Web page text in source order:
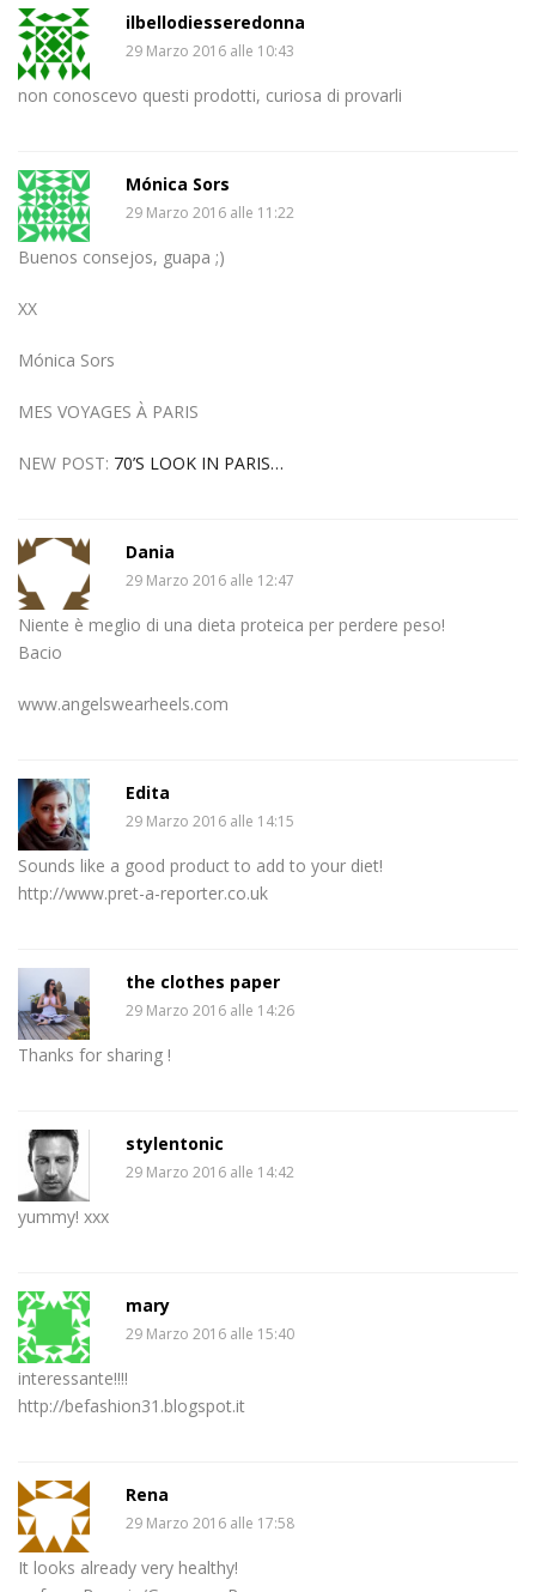
ilbellodiesseredonna
29 Marzo 2016 alle 10:43
non conoscevo questi prodotti, curiosa di provarli
Mónica Sors
29 Marzo 2016 alle 11:22
Buenos consejos, guapa ;)
XX
Mónica Sors
MES VOYAGES À PARIS
NEW POST: 70’S LOOK IN PARIS…
Dania
29 Marzo 2016 alle 12:47
Niente è meglio di una dieta proteica per perdere peso!
Bacio
www.angelswearheels.com
Edita
29 Marzo 2016 alle 14:15
Sounds like a good product to add to your diet!
http://www.pret-a-reporter.co.uk
the clothes paper
29 Marzo 2016 alle 14:26
Thanks for sharing !
stylentonic
29 Marzo 2016 alle 14:42
yummy! xxx
mary
29 Marzo 2016 alle 15:40
interessante!!!!
http://befashion31.blogspot.it
Rena
29 Marzo 2016 alle 17:58
It looks already very healthy!